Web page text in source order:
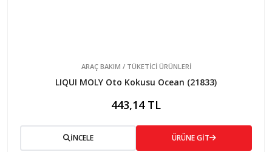
ARAÇ BAKIM / TÜKETİCİ ÜRÜNLERİ
LIQUI MOLY Oto Kokusu Ocean (21833)
443,14 TL
İNCELE ÜRÜNE GİT